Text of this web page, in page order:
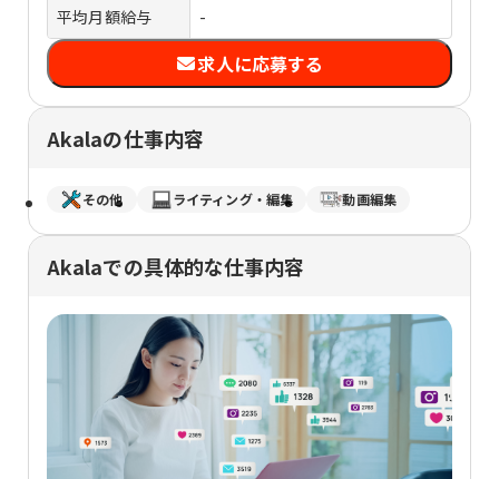
平均月額給与 -
求人に応募する
Akalaの仕事内容
その他 ライティング・編集 動画編集
Akalaでの具体的な仕事内容